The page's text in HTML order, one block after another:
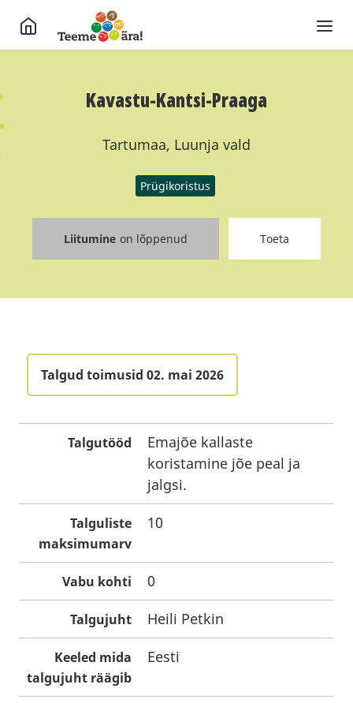
Kavastu-Kantsi-Praaga
Tartumaa, Luunja vald
Prügikoristus
Liitumine on lõppenud Toeta
Talgud toimusid 02. mai 2026
Talgutööd
Emajõe kallaste
koristamine jõe peal ja
jalgsi.
Talguliste
maksimumarv
10
Vabu kohti 0
Talgujuht Heili Petkin
Keeled mida
talgujuht räägib
Eesti